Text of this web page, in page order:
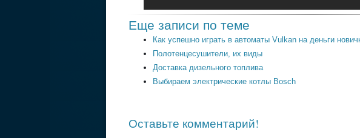
Еще записи по теме
Как успешно играть в автоматы Vulkan на деньги
Полотенцесушители, их виды
Доставка дизельного топлива
Выбираем электрические котлы Bosch
Оставьте комментарий!